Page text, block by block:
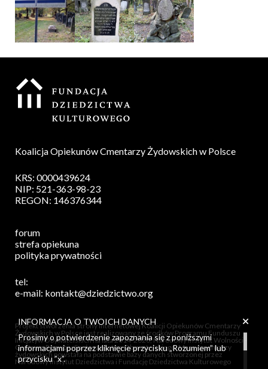
Koalicja Opiekunów Cmentarzy Żydowskich w Polsce
KRS: 0000439624
NIP: 521-363-98-23
REGON: 146376344
forum
strefa opiekuna
polityka prywatności
tel:
e-mail: kontakt@dziedzictwo.org
Projekt stworzenia strony internetowej Koalicji Opiekunów Cmentarzy
Żydowskich w Polsce jest realizowany ze środków Programu Funduszu
Inicjatyw Obywatelskich na lata 2014-2020, Narodowy Instytut Wolności -
Centrum Rozwoju Społeczeństwa Obywatelskiego. Mapa cmentarzy
żydowskich powstała na podstawie bazy danych stworzonej przez
Narodowy Instytut Dziedzictwa i Fundację Dziedzictwa Kulturowego
+
INFORMACJA O TWOICH DANYCH
Prosimy o potwierdzenie zapoznania się z poniższymi
informacjami poprzez kliknięcie przycisku „Rozumiem” lub
przycisku ”x”.